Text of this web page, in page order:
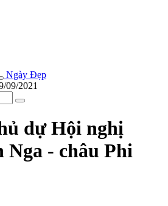
Ngày Đẹp
09/2021
dự Hội nghị
- châu Phi